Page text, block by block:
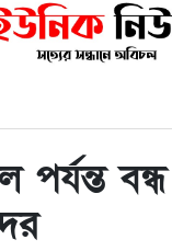
পর্যন্ত